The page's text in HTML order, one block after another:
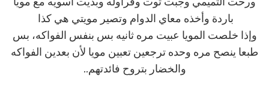
ورحت التميمي وجبت توت وفراوله وبديت أسويه مع مويا
باردة وأخذه معاي الدوام وتصير مويتي هي كذا
وإذا خلصت المويا عبيت مره ثانيه بس بنفس الفواكه، بس
طبعا ينصح مره وحده ترجعين تعبين مويا لأن بعدين الفواكه
والخضار بتروح فائدتهم..